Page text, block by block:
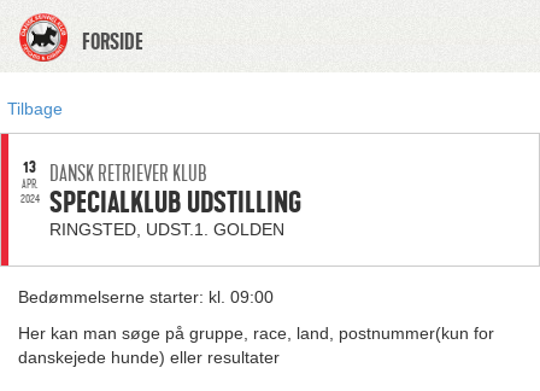
FORSIDE
Tilbage
13
APR.
2024
DANSK RETRIEVER KLUB
SPECIALKLUB UDSTILLING
RINGSTED, UDST.1. GOLDEN
Bedømmelserne starter: kl. 09:00
Her kan man søge på gruppe, race, land, postnummer(kun for
danskejede hunde) eller resultater